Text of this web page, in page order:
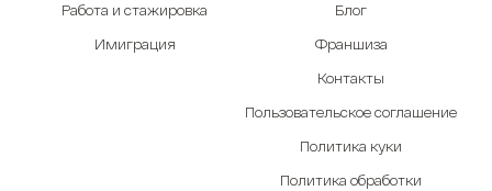
Работа и стажировка
Имиграция
Блог
Франшиза
Контакты
Пользовательское соглашение
Политика куки
Политика обработки